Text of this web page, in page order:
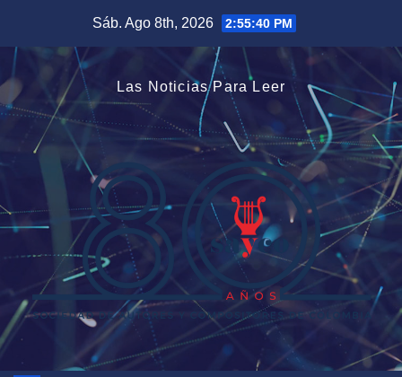
contenido
Sáb. Ago 8th, 2026 2:55:42 PM
Las Noticias Para Leer